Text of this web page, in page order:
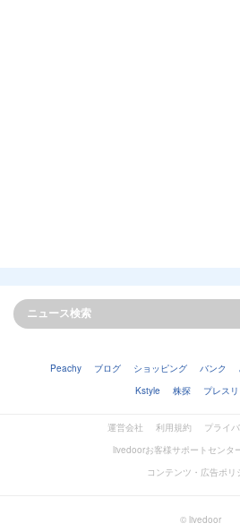
Peachy ブログ ショッピング バンク
Kstyle
株探 プレス
運営会社 利用規約
プライ
livedoorお客様サポートセンタ
コンテンツ・広告ポリ
© livedoor